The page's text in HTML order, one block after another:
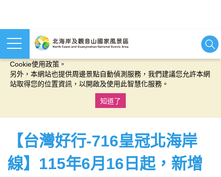
本網站使用cookies等相關技術以持續優化網站服務，並有助於為
Cookie使用政策。
另外，本網站也提供周邊景點自動偵測服務，我們建議您允許本網
站取得您的位置資訊，以開啟及使用此智慧化服務。
知道了
【台灣好行-716皇冠北海岸
線】115年6月16日起，新增